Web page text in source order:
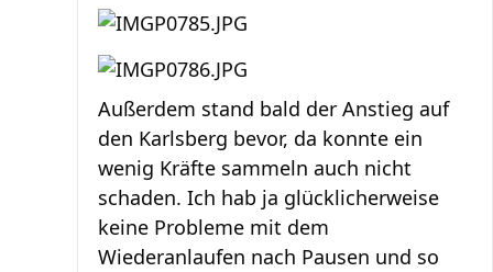
Außerdem stand bald der Anstieg auf
den Karlsberg bevor, da konnte ein
wenig Kräfte sammeln auch nicht
schaden. Ich hab ja glücklicherweise
keine Probleme mit dem
Wiederanlaufen nach Pausen und so